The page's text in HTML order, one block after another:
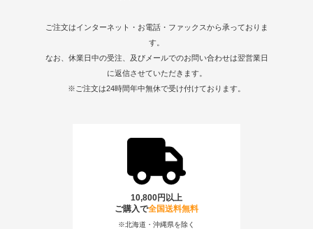
ご注文はインターネット・お電話・ファックスから承っておりま
す。
なお、休業日中の受注、及びメールでのお問い合わせは翌営業日
に返信させていただきます。
※ご注文は24時間年中無休で受け付けております。
10,800円以上
ご購入で全国送料無料
※北海道・沖縄県を除く